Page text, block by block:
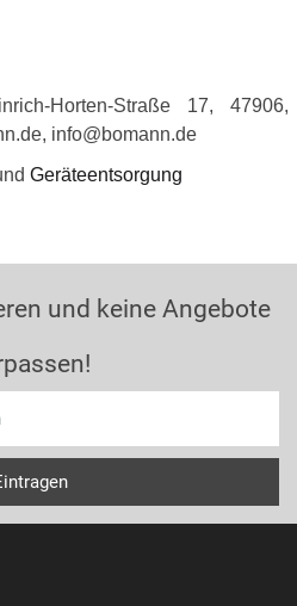
Horten-Straße 17, 47906,
info@bomann.de
Geräteentsorgung
und keine Angebote